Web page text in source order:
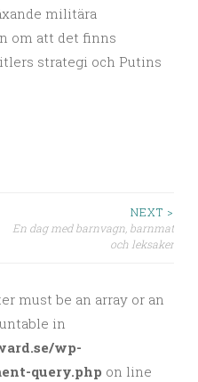
militära
om att det finns
strategi och Putins
NEXT >
En dag med barnvagn, barnmat
och leksaker
must be an array or an
in
wp-
query.php on line